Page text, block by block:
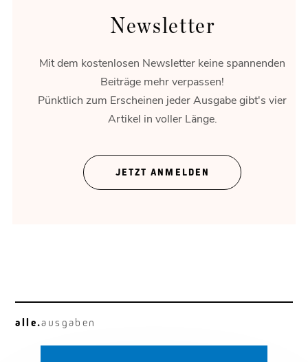
Theater ohne Zeigefinger
Gregor Bloéb über „Feuernacht“. Und mehr.
Newsletter
Mit dem kostenlosen Newsletter keine spannenden
Beiträge mehr verpassen!
Pünktlich zum Erscheinen jeder Ausgabe gibt's vier
Artikel in voller Länge.
JETZT ANMELDEN
alle.ausgaben